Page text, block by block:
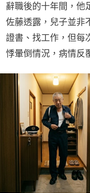
辭職後的十年間，他
佐藤透露，兒子並非
證書、找工作，但每
悸暈倒情況，病情反